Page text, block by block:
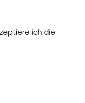
ich die